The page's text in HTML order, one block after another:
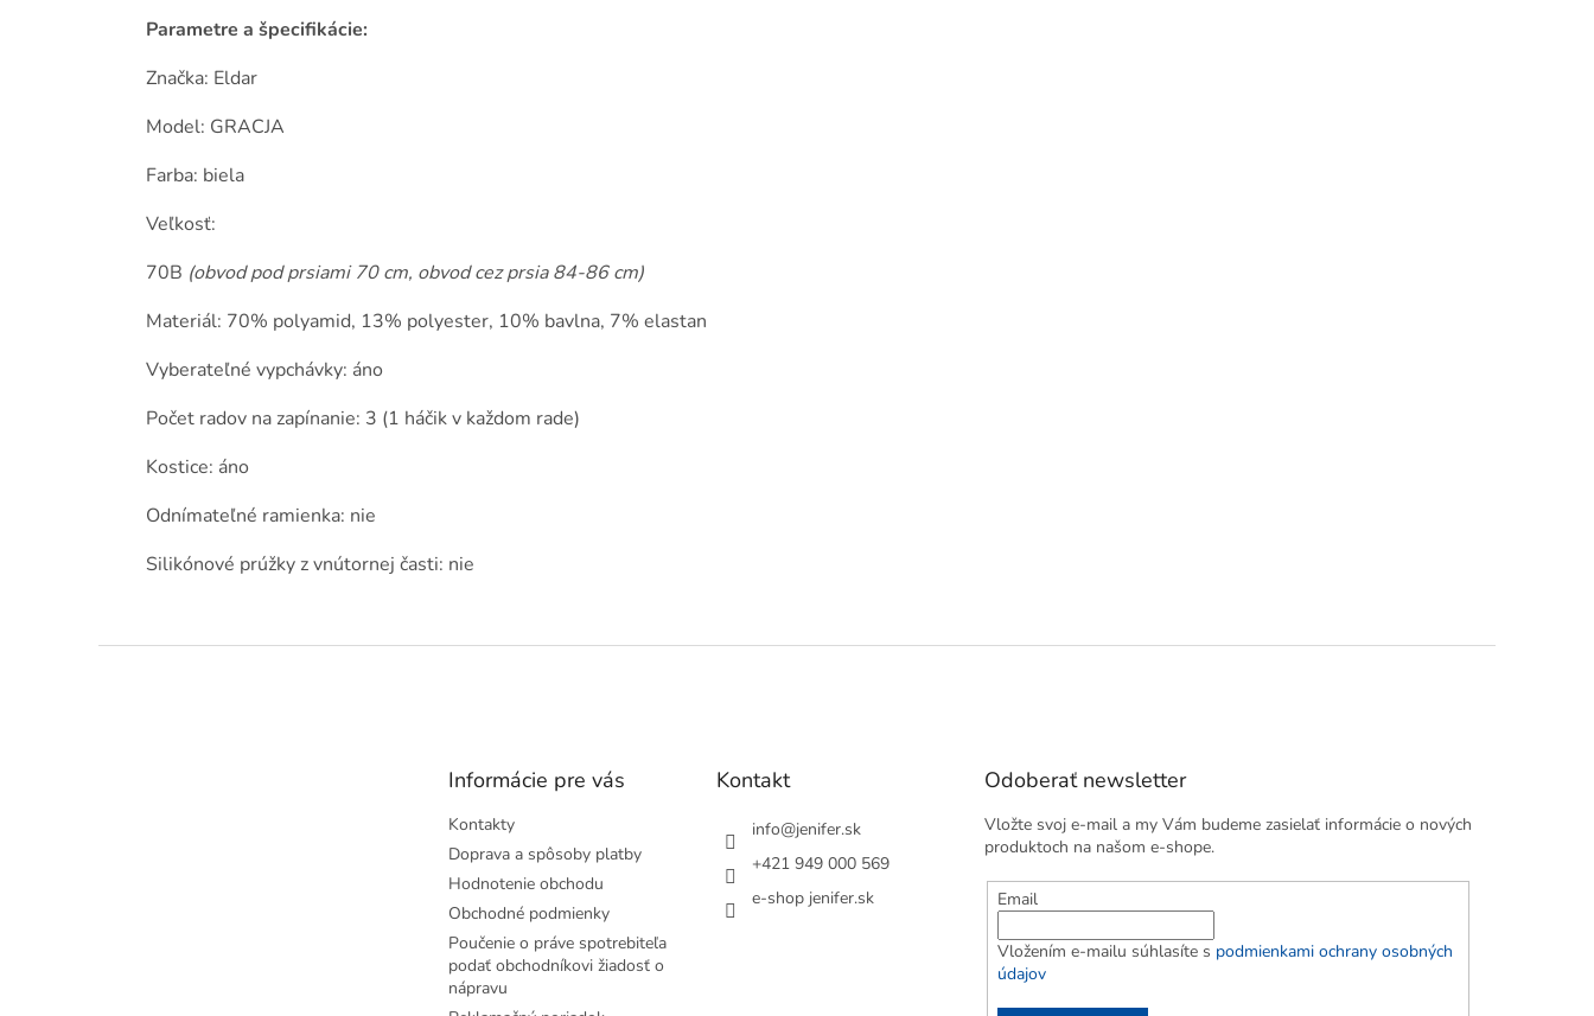
Parametre a špecifikácie:
Značka: Eldar
Model: GRACJA
Farba: biela
Veľkosť:
70B (obvod pod prsiami 70 cm, obvod cez prsia 84-86 cm)
Materiál: 70% polyamid, 13% polyester, 10% bavlna, 7% elastan
Vyberateľné vypchávky: áno
Počet radov na zapínanie: 3 (1 háčik v každom rade)
Kostice: áno
Odnímateľné ramienka: nie
Silikónové prúžky z vnútornej časti: nie
Informácie pre vás
Kontakty
Doprava a spôsoby platby
Hodnotenie obchodu
Obchodné podmienky
Poučenie o práve spotrebiteľa
podať obchodníkovi žiadosť o
nápravu
Kontakt
info@jenifer.sk
+421 949 000 569
e-shop jenifer.sk
Odoberať newsletter
Vložte svoj e-mail a my Vám budeme zasielať informácie o nových
produktoch na našom e-shope.
Email
Vložením e-mailu súhlasíte s podmienkami ochrany osobných
údajov